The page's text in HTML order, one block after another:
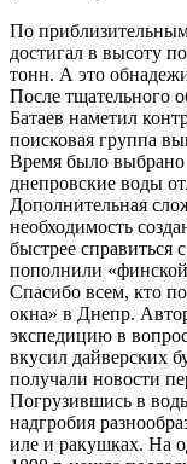
По
достигал в высоту
тонн. А это
После тщательного
Батаев наметил
поисковая группа
Время было выбрано
днепровские воды
Дополнительная
необходимость
быстрее справиться
пополнили
Cпасибо всем, кто
окна» в Днепр.
экспедицию в
вкусил дайверских
получали новости
Погрузившись в
надгробия
иле и ракушках. На